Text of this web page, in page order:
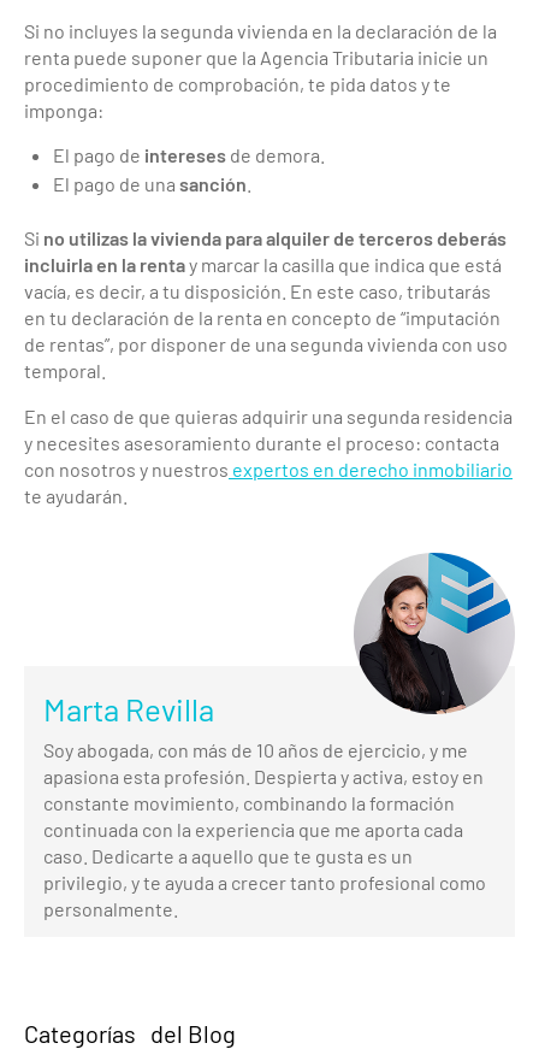
Si no incluyes la segunda vivienda en la declaración de la
renta puede suponer que la Agencia Tributaria inicie un
procedimiento de comprobación, te pida datos y te
imponga:
El pago de intereses de demora.
El pago de una sanción
Si no utilizas la vivienda para alquiler de tercerosdeberás
incluirla en la rentay marcar la casilla que indica que está
vacía, es decir, a tu disposición. En este caso, tributarás
en tu declaración de la renta en concepto de “imputación
de rentas”, por disponer de una segunda vivienda con uso
temporal.
En el caso de que quieras adquirir una segunda residencia
y necesites asesoramiento durante el proceso: contacta
con nosotros y nuestros expertos en derecho inmobiliario
te ayudarán.
Marta Revilla
Soy abogada, con más de 10 años de ejercicio, y me
apasiona esta profesión. Despierta y activa, estoy en
constante movimiento, combinando la formación
continuada con la experiencia que me aporta cada
caso. Dedicarte a aquello que te gusta es un
privilegio, y te ayuda a crecer tanto profesional como
personalmente.
Categorías del Blog